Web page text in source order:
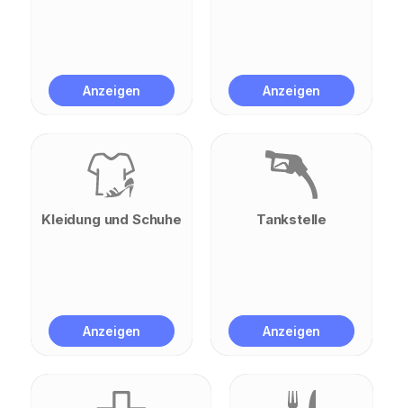
Anzeigen Anzeigen
Kleidung und Schuhe
Anzeigen
Tankstelle
Anzeigen